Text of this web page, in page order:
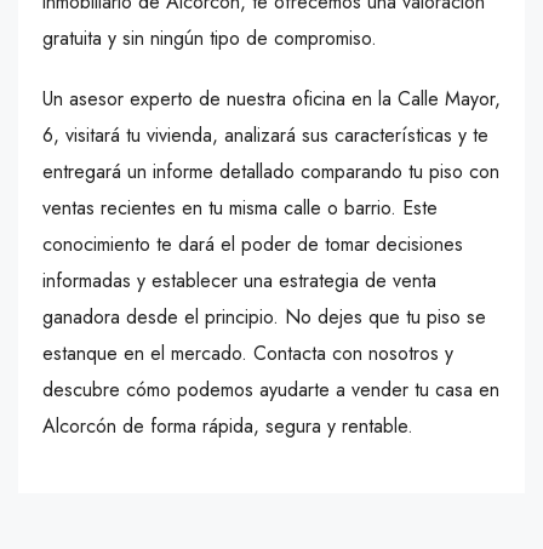
gratuita y sin ningún tipo de compromiso.
Un asesor experto de nuestra oficina en la Calle Mayor,
6, visitará tu vivienda, analizará sus características y te
entregará un informe detallado comparando tu piso con
ventas recientes en tu misma calle o barrio. Este
conocimiento te dará el poder de tomar decisiones
informadas y establecer una estrategia de venta
ganadora desde el principio. No dejes que tu piso se
estanque en el mercado. Contacta con nosotros y
descubre cómo podemos ayudarte a vender tu casa en
Alcorcón de forma rápida, segura y rentable.